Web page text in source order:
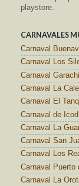
playstore.
CARNAVALES
Carnaval
Carnaval Los
Carnaval
Carnaval La
Carnaval El
Carnaval de Icod
Carnaval La
Carnaval San
Carnaval Los
Carnaval Puerto
Carnaval La